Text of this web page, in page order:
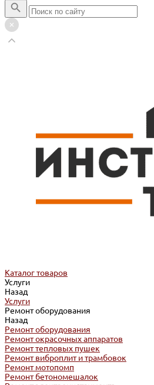
Каталог товаров
Услуги
Назад
Услуги
Ремонт оборудования
Назад
Ремонт оборудования
Ремонт окрасочных аппаратов
Ремонт тепловых пушек
Ремонт виброплит и трамбовок
Ремонт мотопомп
Ремонт бетономешалок